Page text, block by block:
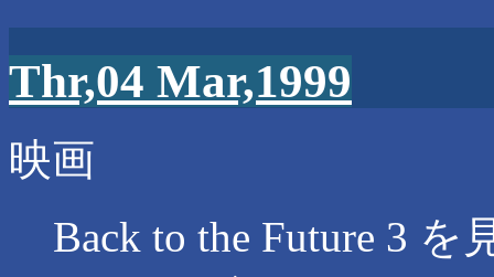
Thr,04 Mar,1999
映画
Back to the Future 3